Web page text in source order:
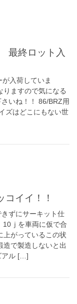
入荷していま
りますので気になる
いね！！ 86/BRZ用
ズはどこにもない世
コイイ！！
ずにサーキット仕
ｊを車両に仮で合
上がっているこの状
造で製造しないと出
アル […]